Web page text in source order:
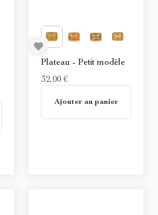
Plateau - Petit modèle
32,00 €
Ajouter au panier